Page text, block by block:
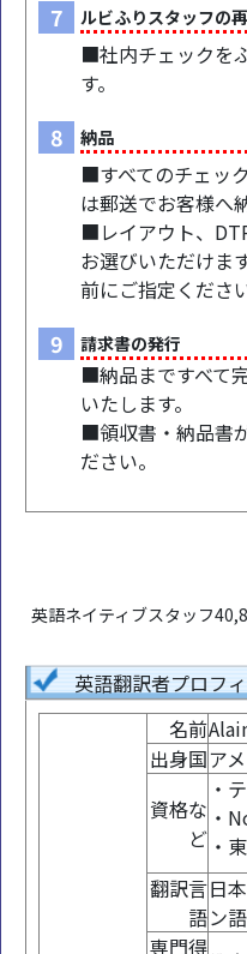
7 ルビふりスタッフの
■社内チェックを
す。
8 納品
■すべてのチェッ
は郵送でお客様へ
■レイアウト、
お選びいただけま
前にご指定くださ
9 請求書の発行
■納品まですべて
いたします。
■領収書・納品書
ださい。
英語ネイティブスタッフ
英語翻訳者プロフ
名前
出身国ア
資格な
ど
・
・
・
翻訳言
語
日
ン語
専門得